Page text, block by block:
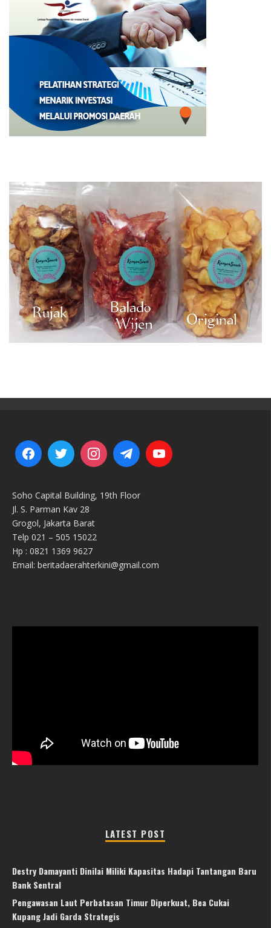
Soho Capital Building, 19th Floor
Jl. S. Parman Kav 28
Grogol, Jakarta Barat
Telp 021 – 505 15022
Hp : 0821 1369 9627
Email: beritadaerahterkini@gmail.com
LATEST POST
Destry Damayanti Dinilai Miliki Kapasitas Hadapi Tantangan Baru
Bank Sentral
Pengawasan Laut Perbatasan Timur Diperkuat, Bea Cukai
Kupang Jadi Garda Strategis